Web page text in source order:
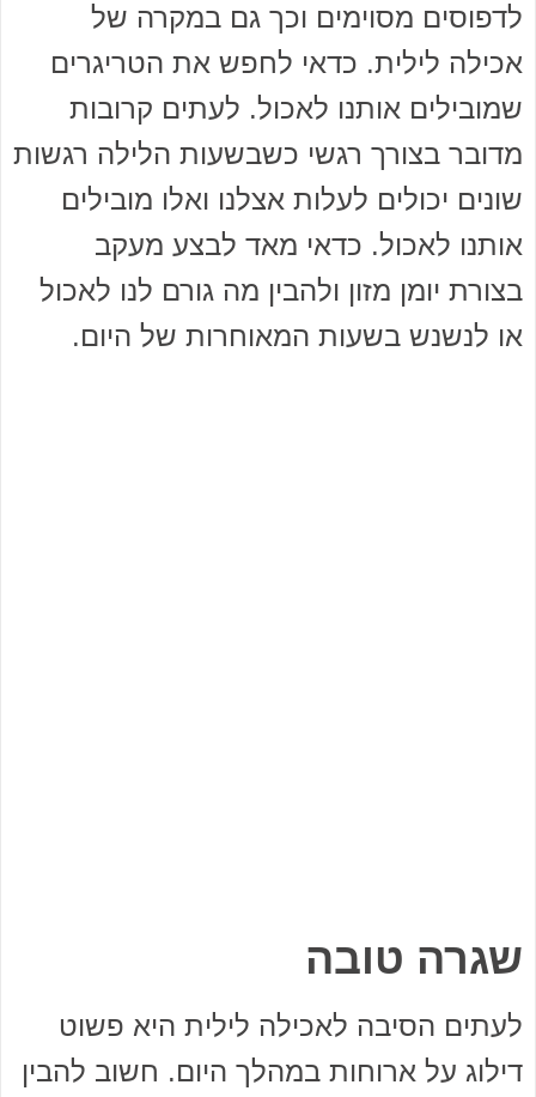
לדפוסים מסוימים וכך גם במקרה של
אכילה לילית. כדאי לחפש את הטריגרים
שמובילים אותנו לאכול. לעתים קרובות
מדובר בצורך רגשי כשבשעות הלילה רגשות
שונים יכולים לעלות אצלנו ואלו מובילים
אותנו לאכול. כדאי מאד לבצע מעקב
בצורת יומן מזון ולהבין מה גורם לנו לאכול
או לנשנש בשעות המאוחרות של היום.
שגרה טובה
לעתים הסיבה לאכילה לילית היא פשוט
דילוג על ארוחות במהלך היום. חשוב להבין